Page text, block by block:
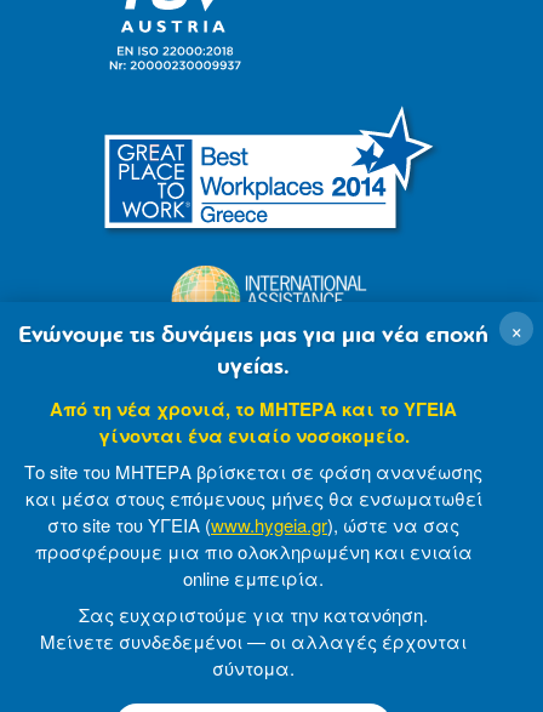
© 2007-2021 MITERA S.A Privacy Policy
Terms of Use Made by minoanDesign
© 2026 ΜΗΤΕΡΑ Α.Ε
×
Ενώνουμε τις δυνάμεις μας για μια νέα εποχή
υγείας.
Από τη νέα χρονιά, το ΜΗΤΕΡΑ και το ΥΓΕΙΑ
γίνονται ένα ενιαίο νοσοκομείο.
Το site του ΜΗΤΕΡΑ βρίσκεται σε φάση ανανέωσης
και μέσα στους επόμενους μήνες θα ενσωματωθεί
στο site του ΥΓΕΙΑ (www.hygeia.gr), ώστε να σας
προσφέρουμε μια πιο ολοκληρωμένη και ενιαία
online εμπειρία.
Σας ευχαριστούμε για την κατανόηση.
Μείνετε συνδεδεμένοι — οι αλλαγές έρχονται
σύντομα.